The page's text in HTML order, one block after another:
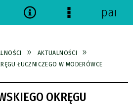
AKTUALNOŚCI
ŁUCZNICZEGO W MODERÓWCE
OKRĘGU
NarzędziaMenu
panel